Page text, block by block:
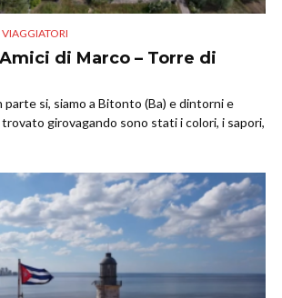
VIAGGIATORI
di Marco – Torre di
si, siamo a Bitonto (Ba) e dintorni e
girovagando sono stati i colori, i sapori,